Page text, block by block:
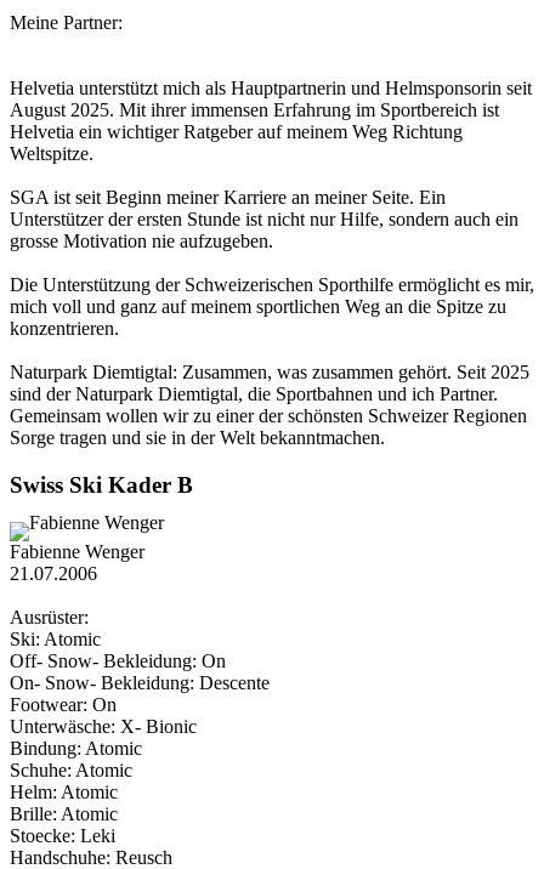
Meine Partner:
Helvetia unterstützt mich als Hauptpartnerin und Helmsponsorin seit
August 2025. Mit ihrer immensen Erfahrung im Sportbereich ist
Helvetia ein wichtiger Ratgeber auf meinem Weg Richtung
Weltspitze.
SGA ist seit Beginn meiner Karriere an meiner Seite. Ein
Unterstützer der ersten Stunde ist nicht nur Hilfe, sondern auch ein
grosse Motivation nie aufzugeben.
Die Unterstützung der Schweizerischen Sporthilfe ermöglicht es mir,
mich voll und ganz auf meinem sportlichen Weg an die Spitze zu
konzentrieren.
Naturpark Diemtigtal: Zusammen, was zusammen gehört. Seit 2025
sind der Naturpark Diemtigtal, die Sportbahnen und ich Partner.
Gemeinsam wollen wir zu einer der schönsten Schweizer Regionen
Sorge tragen und sie in der Welt bekanntmachen.
Swiss Ski Kader B
Fabienne Wenger
21.07.2006
Ausrüster:
Ski: Atomic
Off- Snow- Bekleidung: On
On- Snow- Bekleidung: Descente
Footwear: On
Unterwäsche: X- Bionic
Bindung: Atomic
Schuhe: Atomic
Helm: Atomic
Brille: Atomic
Stoecke: Leki
Handschuhe: Reusch